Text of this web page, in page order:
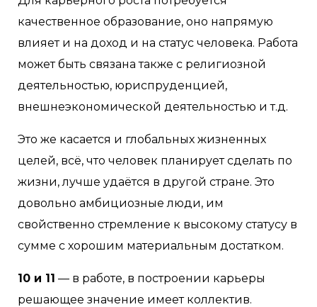
качественное образование, оно напрямую
влияет и на доход и на статус человека. Работа
может быть связана также с религиозной
деятельностью, юриспруденцией,
внешнеэкономической деятельностью и т.д.
Это же касается и глобальных жизненных
целей, всё, что человек планирует сделать по
жизни, лучше удаётся в другой стране. Это
довольно амбициозные люди, им
свойственно стремление к высокому статусу в
сумме с хорошим материальным достатком.
10 и 11 — в работе, в построении карьеры
решающее значение имеет коллектив.